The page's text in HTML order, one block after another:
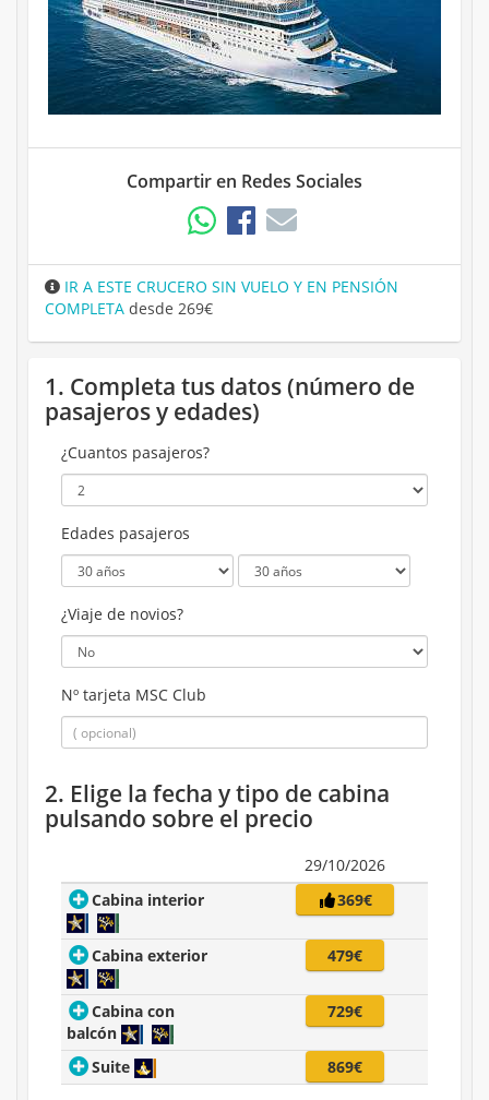
Compartir en Redes Sociales
IR A ESTE CRUCERO SIN VUELO Y EN PENSIÓN
COMPLETA desde 269€
1. Completa tus datos (número de
pasajeros y edades)
¿Cuantos pasajeros?
Edades pasajeros
¿Viaje de novios?
Nº tarjeta MSC Club
2. Elige la fecha y tipo de cabina
pulsando sobre el precio
29/10/2026
Cabina interior
369€
Cabina exterior 479€
Cabina con
balcón
729€
Suite 869€